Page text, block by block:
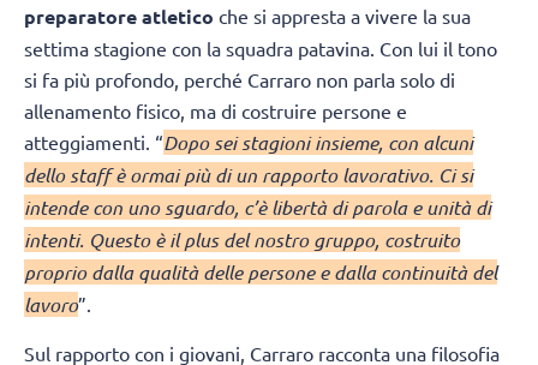
preparatore atletico che si appresta a vivere la sua
settima stagione con la squadra patavina. Con lui il tono
si fa più profondo, perché Carraro non parla solo di
allenamento fisico, ma di costruire persone e
atteggiamenti. “Dopo sei stagioni insieme, con alcuni
dello staff è ormai più di un rapporto lavorativo. Ci si
intende con uno sguardo, c’è libertà di parola e unità di
intenti. Questo è il plus del nostro gruppo, costruito
proprio dalla qualità delle persone e dalla continuità del
lavoro”.
Sul rapporto con i giovani, Carraro racconta una filosofia